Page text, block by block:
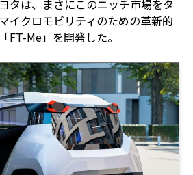
タは、まさにこのニッチ市場をタ
イクロモビリティのための革新的
FT-Me」を開発した。